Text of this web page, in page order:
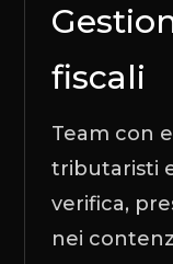
fiscali
Team con
tributaristi
verifica,
nei